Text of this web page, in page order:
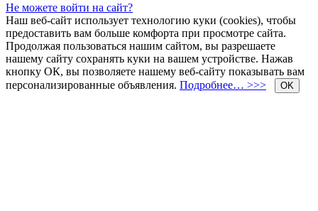
Не можете войти на сайт?
Наш веб-сайт использует технологию куки (cookies), чтобы
предоставить вам больше комфорта при просмотре сайта.
Продолжая пользоваться нашим сайтом, вы разрешаете
нашему сайту сохранять куки на вашем устройстве. Нажав
кнопку ОК, вы позволяете нашему веб-сайту показывать вам
персонализированные объявления. Подробнее… >>> OK